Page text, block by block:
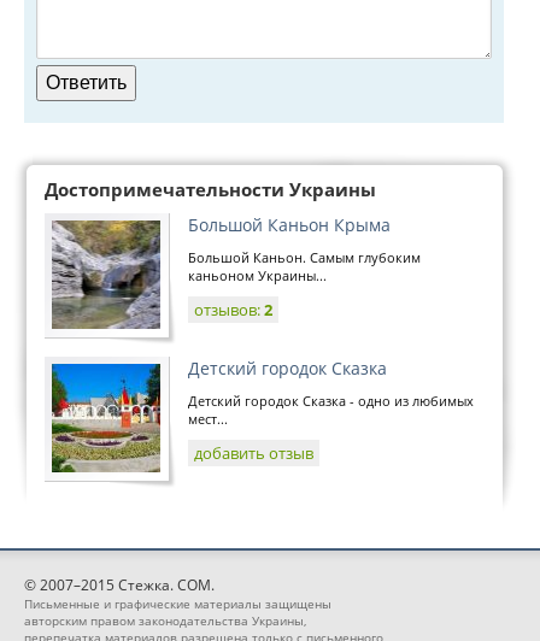
Достопримечательности Украины
Большой Каньон Крыма
Большой Каньон. Самым глубоким
каньоном Украины...
отзывов:2
Детский городок Сказка
Детский городок Сказка - одно из любимых
мест...
добавить отзыв
© 2007–2015 Стежка. COM.
Письменные и графические материалы защищены
авторским правом законодательства Украины,
перепечатка материалов разрешена только с письменного